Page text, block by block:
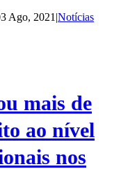
3 Ago, 2021 |Notícias
mais de
ao nível
nos